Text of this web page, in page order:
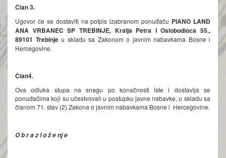
Član 3.
Ugovor će se dostaviti na potpis izabranom ponuđaču PIANO LAND
ANA VRBANEC SP TREBINJE, Kralja Petra I Oslobodioca 55.,
89101 Trebinjeu skladu sa Zakonom o javnim nabavkama Bosne i
Hercegovine.
Član4.
Ova odluka stupa na snagu po konačnosti iste i dostavlјa se
ponuđačima koji su učestvovali u postupku javne nabavke, u skladu sa
članom 71. stav (2) Zakona o javnim nabavkama Bosne i Hercegovine.
O b r a z l o ž e nj e